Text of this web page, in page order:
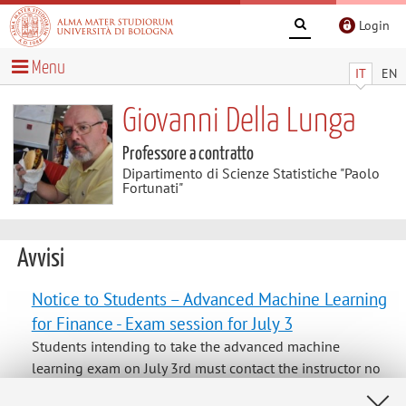
Login
IT EN
Menu
Giovanni Della Lunga
Professore a contratto
Dipartimento di Scienze Statistiche "Paolo
Fortunati"
Avvisi
Notice to Students – Advanced Machine Learning
for Finance - Exam session for July 3
Students intending to take the advanced machine
learning exam on July 3rd must contact the instructor no